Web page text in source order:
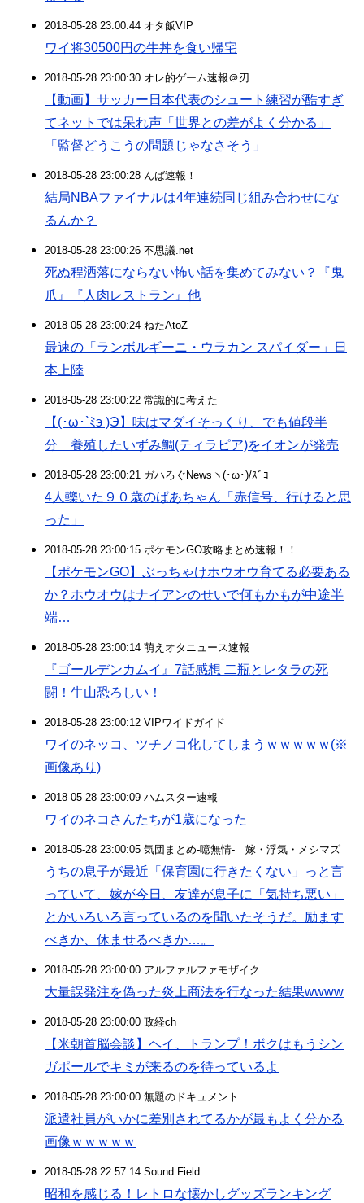
2018-05-28 23:00:44 オタ飯VIP
ワイ将30500円の牛丼を食い帰宅
2018-05-28 23:00:30 オレ的ゲーム速報＠刃
【動画】サッカー日本代表のシュート練習が酷すぎ
てネットでは呆れ声「世界との差がよく分かる」
「監督どうこうの問題じゃなさそう」
2018-05-28 23:00:28 んば速報！
結局NBAファイナルは4年連続同じ組み合わせにな
るんか？
2018-05-28 23:00:26 不思議.net
死ぬ程洒落にならない怖い話を集めてみない？『鬼
爪』『人肉レストラン』他
2018-05-28 23:00:24 ねたAtoZ
最速の「ランボルギーニ・ウラカン スパイダー」日
本上陸
2018-05-28 23:00:22 常識的に考えた
【(･ω･`ﾐэ )Э】味はマダイそっくり、でも値段半
分 養殖したいずみ鯛(ティラピア)をイオンが発売
2018-05-28 23:00:21 ガハろぐNewsヽ(･ω･)/ｽﾞｺｰ
4人轢いた９０歳のばあちゃん「赤信号、行けると思
った」
2018-05-28 23:00:15 ポケモンGO攻略まとめ速報！！
【ポケモンGO】ぶっちゃけホウオウ育てる必要ある
か？ホウオウはナイアンのせいで何もかもが中途半
端…
2018-05-28 23:00:14 萌えオタニュース速報
『ゴールデンカムイ』7話感想 二瓶とレタラの死
闘！牛山恐ろしい！
2018-05-28 23:00:12 VIPワイドガイド
ワイのネッコ、ツチノコ化してしまうｗｗｗｗｗ(※
画像あり)
2018-05-28 23:00:09 ハムスター速報
ワイのネコさんたちが1歳になった
2018-05-28 23:00:05 気団まとめ-噫無情-｜嫁・浮気・メシマズ
うちの息子が最近「保育園に行きたくない」っと言
っていて、嫁が今日、友達が息子に「気持ち悪い」
とかいろいろ言っているのを聞いたそうだ。励ます
べきか、休ませるべきか…。
2018-05-28 23:00:00 アルファルファモザイク
大量誤発注を偽った炎上商法を行なった結果wwww
2018-05-28 23:00:00 政経ch
【米朝首脳会談】ヘイ、トランプ！ボクはもうシン
ガポールでキミが来るのを待っているよ
2018-05-28 23:00:00 無題のドキュメント
派遣社員がいかに差別されてるかが最もよく分かる
画像ｗｗｗｗｗ
2018-05-28 22:57:14 Sound Field
昭和を感じる！レトロな懐かしグッズランキング